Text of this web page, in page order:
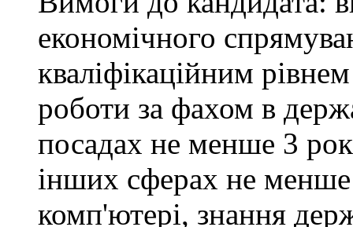
економічного
кваліфікаційним
роботи за фахом в
посадах не менше 3
інших сферах не
комп'ютері, знання